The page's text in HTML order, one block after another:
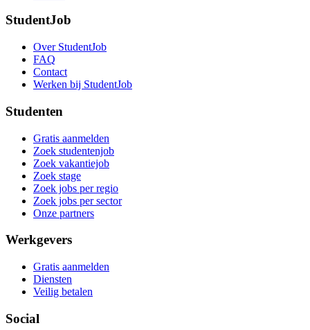
StudentJob
Over StudentJob
FAQ
Contact
Werken bij StudentJob
Studenten
Gratis aanmelden
Zoek studentenjob
Zoek vakantiejob
Zoek stage
Zoek jobs per regio
Zoek jobs per sector
Onze partners
Werkgevers
Gratis aanmelden
Diensten
Veilig betalen
Social